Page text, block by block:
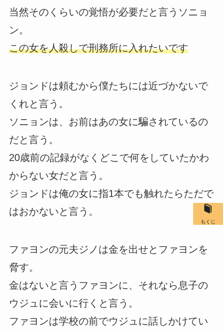
当然そのくらいの覚悟が必要だと言うソニョ
ン。
この女を人殺しで刑務所に入れたいです
ジョンドは頼むから僕たちには近づかないで
くれと言う。
ソニョンは、お前はあの女に騙されているの
だと言う。
20歳前の記録がなくどこで何をしていたかわ
からない女だと言う。
ジョンドは俺の女に指1本でも触れたらただで
はおかないと言う。
ファヨンの元夫ジノは金を出せとファヨンを
脅す。
金はないと言うファヨンに、それなら息子の
ウジュに会いに行くと言う。
ファヨンは学校の前でウジュに話しかけてい
もくじ